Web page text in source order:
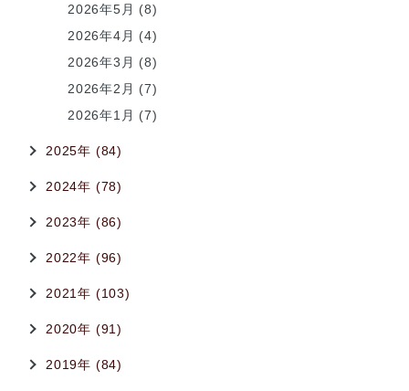
2026年5月 (8)
2026年4月 (4)
2026年3月 (8)
2026年2月 (7)
2026年1月 (7)
2025年 (84)
2024年 (78)
2023年 (86)
2022年 (96)
2021年 (103)
2020年 (91)
2019年 (84)